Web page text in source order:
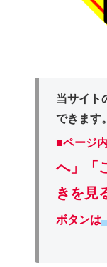
当サイト
できます。
■ページ
へ」「
きを見
ボタンは